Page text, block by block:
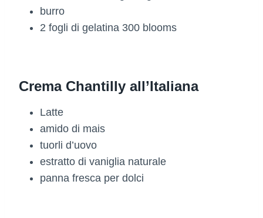
burro
2 fogli di gelatina 300 blooms
Crema Chantilly all’Italiana
Latte
amido di mais
tuorli d’uovo
estratto di vaniglia naturale
panna fresca per dolci